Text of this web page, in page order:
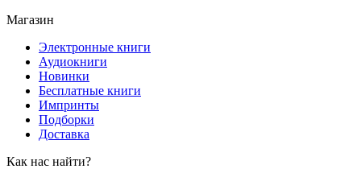
Магазин
Электронные книги
Аудиокниги
Новинки
Бесплатные книги
Импринты
Подборки
Доставка
Как нас найти?